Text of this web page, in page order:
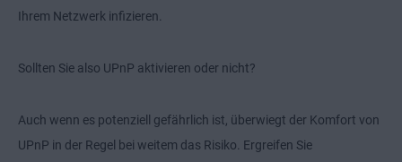
Ihrem Netzwerk infizieren.
Sollten Sie also UPnP aktivieren oder nicht?
Auch wenn es potenziell gefährlich ist, überwiegt der Komfort von
UPnP in der Regel bei weitem das Risiko. Ergreifen Sie